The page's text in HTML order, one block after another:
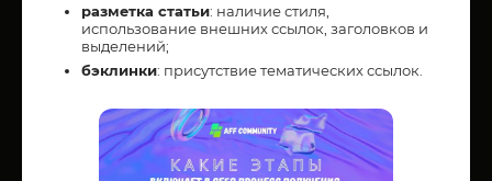
разметка статьи: наличие стиля,
использование внешних ссылок, заголовков и
выделений;
бэклинки: присутствие тематических ссылок.